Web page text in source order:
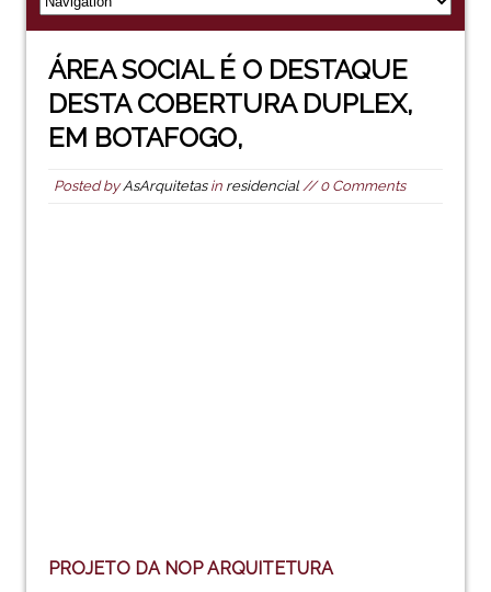
ÁREA SOCIAL É O DESTAQUE
DESTA COBERTURA DUPLEX,
EM BOTAFOGO,
Posted byAsArquitetasin residencial// 0 Comments
PROJETO DA NOP ARQUITETURA